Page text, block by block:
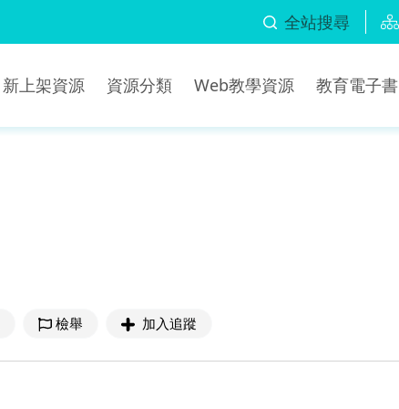
全站搜尋
新上架資源 資源分類 Web教學資源 教育電子書
檢舉 加入追蹤